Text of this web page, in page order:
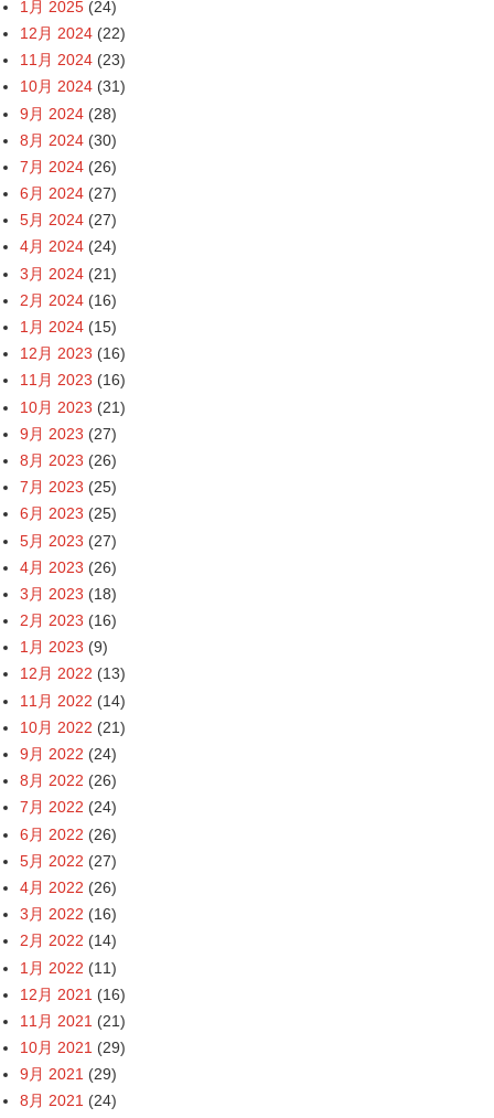
1月 2025 (24)
12月 2024 (22)
11月 2024 (23)
10月 2024 (31)
9月 2024 (28)
8月 2024 (30)
7月 2024 (26)
6月 2024 (27)
5月 2024 (27)
4月 2024 (24)
3月 2024 (21)
2月 2024 (16)
1月 2024 (15)
12月 2023 (16)
11月 2023 (16)
10月 2023 (21)
9月 2023 (27)
8月 2023 (26)
7月 2023 (25)
6月 2023 (25)
5月 2023 (27)
4月 2023 (26)
3月 2023 (18)
2月 2023 (16)
1月 2023 (9)
12月 2022 (13)
11月 2022 (14)
10月 2022 (21)
9月 2022 (24)
8月 2022 (26)
7月 2022 (24)
6月 2022 (26)
5月 2022 (27)
4月 2022 (26)
3月 2022 (16)
2月 2022 (14)
1月 2022 (11)
12月 2021 (16)
11月 2021 (21)
10月 2021 (29)
9月 2021 (29)
8月 2021 (24)